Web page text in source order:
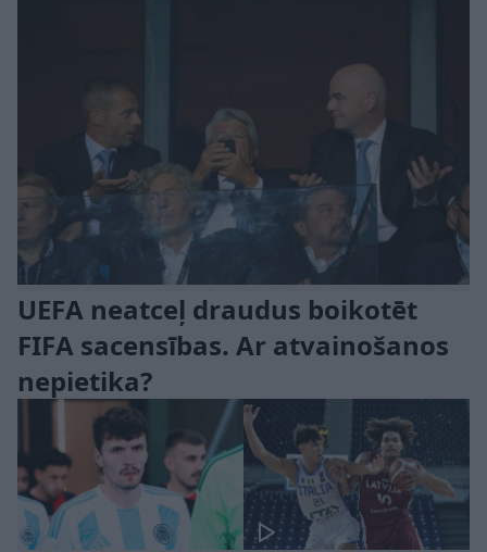
UEFA neatceļ draudus boikotēt
FIFA sacensības. Ar atvainošanos
nepietika?